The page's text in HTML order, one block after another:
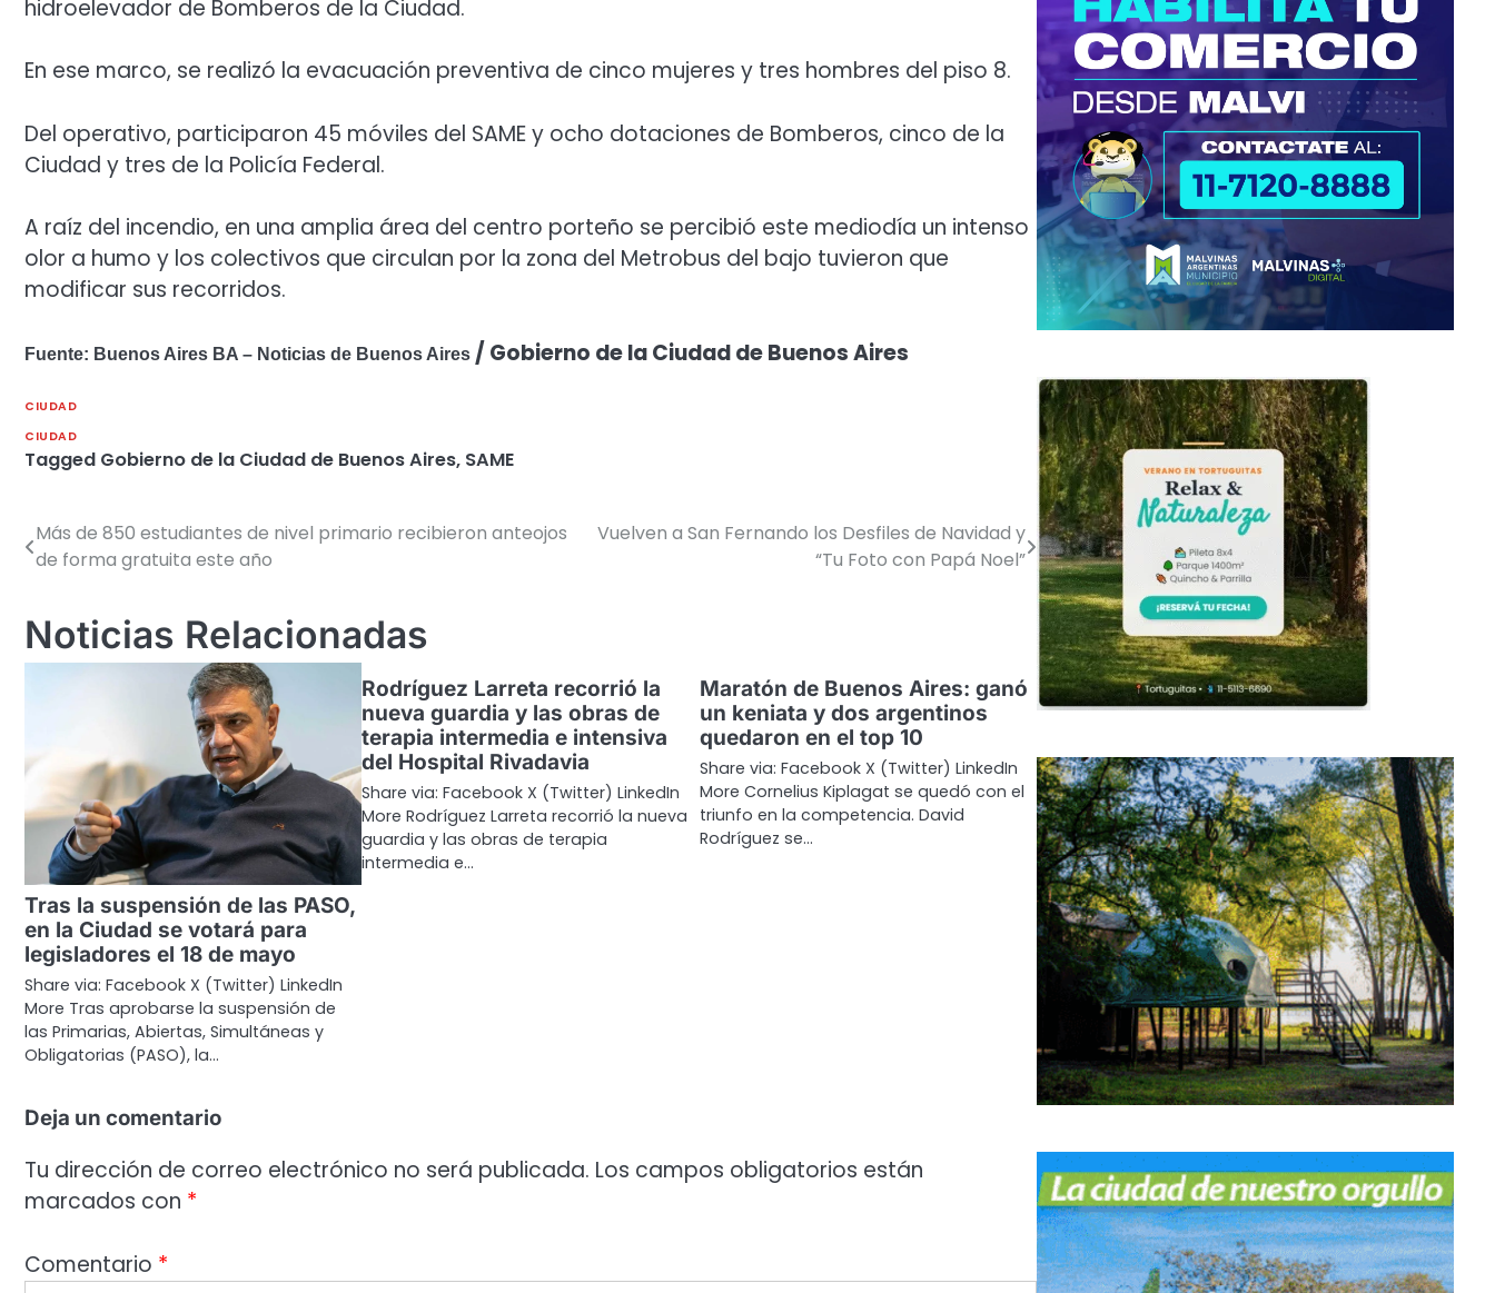
hidroelevador de Bomberos de la Ciudad.
En ese marco, se realizó la evacuación preventiva de cinco mujeres y tres hombres del piso 8.
Del operativo, participaron 45 móviles del SAME y ocho dotaciones de Bomberos, cinco de la
Ciudad y tres de la Policía Federal.
A raíz del incendio, en una amplia área del centro porteño se percibió este mediodía un intenso
olor a humo y los colectivos que circulan por la zona del Metrobus del bajo tuvieron que
modificar sus recorridos.
Fuente: Buenos Aires BA – Noticias de Buenos Aires / Gobierno de la Ciudad de Buenos Aires
CIUDAD
CIUDAD
Tagged Gobierno de la Ciudad de Buenos Aires, SAME
Navegación
entradas
Más de 850 estudiantes de nivel primario recibieron anteojos
de forma gratuita este año
Vuelven a San Fernando los Desfiles de Navidad y
“Tu Foto con Papá Noel”
Noticias Relacionadas
Tras la suspensión de las PASO,
en la Ciudad se votará para
legisladores el 18 de mayo
Share via: Facebook X (Twitter) LinkedIn
More Tras aprobarse la suspensión de
las Primarias, Abiertas, Simultáneas y
Obligatorias (PASO), la…
Rodríguez Larreta recorrió la
nueva guardia y las obras de
terapia intermedia e intensiva
del Hospital Rivadavia
Share via: Facebook X (Twitter) LinkedIn
More Rodríguez Larreta recorrió la nueva
guardia y las obras de terapia
intermedia e…
Maratón de Buenos Aires: ganó
un keniata y dos argentinos
quedaron en el top 10
Share via: Facebook X (Twitter) LinkedIn
More Cornelius Kiplagat se quedó con el
triunfo en la competencia. David
Rodríguez se…
Deja un comentario
Tu dirección de correo electrónico no será publicada. Los campos obligatorios están
marcados con *
Comentario *